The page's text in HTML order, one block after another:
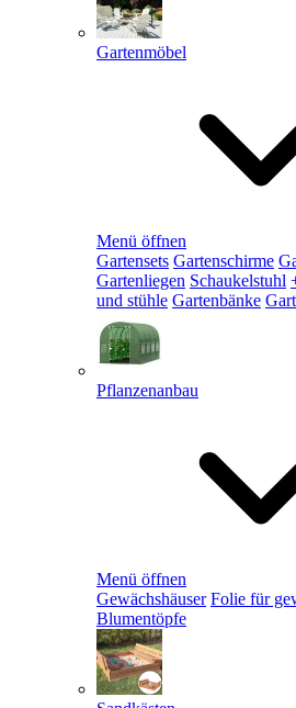
Gartenmöbel
Menü öffnen
Gartensets Gartenschirme
Gartenliegen Schaukelstuhl
und stühle Gartenbänke
Pflanzenanbau
Menü öffnen
Gewächshäuser Folie für
Blumentöpfe